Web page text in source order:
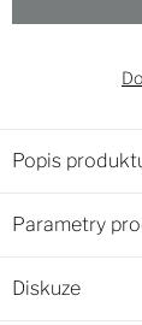
Popis
Parametry
Diskuze